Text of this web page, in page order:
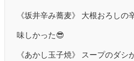
《坂井辛み蕎麦》 大根おろしの
味しかった😎
《あかし玉子焼》 スープのダシ